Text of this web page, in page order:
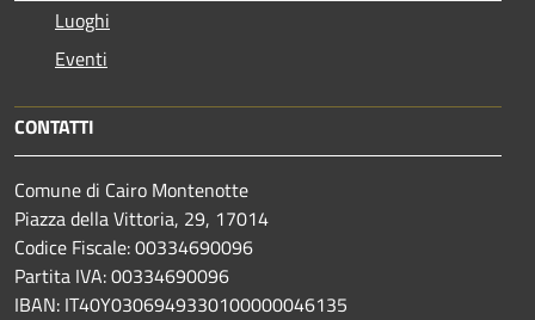
Luoghi
Eventi
CONTATTI
Comune di Cairo Montenotte
Piazza della Vittoria, 29, 17014
Codice Fiscale: 00334690096
Partita IVA: 00334690096
IBAN: IT40Y0306949330100000046135